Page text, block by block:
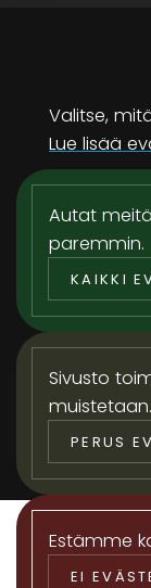
Valitse,
Lue lisää
Autat
paremmin.
KAIKKI
Sivusto
muistetaan.
PERUS
Estämme
EI
Sähköposti
5 + 1 =
JÄTÄ